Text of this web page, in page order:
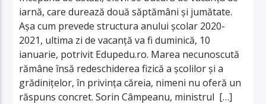
iarnă, care durează două săptămâni și jumătate.
Așa cum prevede structura anului școlar 2020-
2021, ultima zi de vacanță va fi duminică, 10
ianuarie, potrivit Edupedu.ro. Marea necunoscută
rămâne însă redeschiderea fizică a școlilor și a
grădinițelor, în privința căreia, nimeni nu oferă un
răspuns concret. Sorin Câmpeanu, ministrul […]